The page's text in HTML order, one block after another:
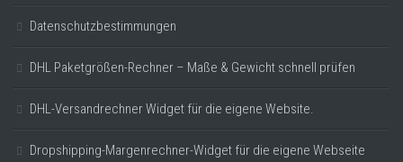
Datenschutzbestimmungen
DHL Paketgrößen-Rechner – Maße & Gewicht schnell prüfen
DHL-Versandrechner Widget für die eigene Website.
Dropshipping-Margenrechner-Widget für die eigene Webseite